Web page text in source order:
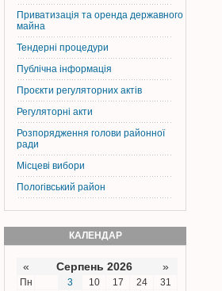
Приватизація та оренда державного
майна
Тендерні процедури
Публічна інформація
Проєкти регуляторних актів
Регуляторні акти
Розпорядження голови районної
ради
Місцеві вибори
Пологівський район
КАЛЕНДАР
« Серпень 2026 »
Пн 3 10 17 24
31